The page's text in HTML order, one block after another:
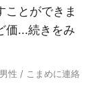
ことができま
価...続きをみ
性 / こまめに連絡